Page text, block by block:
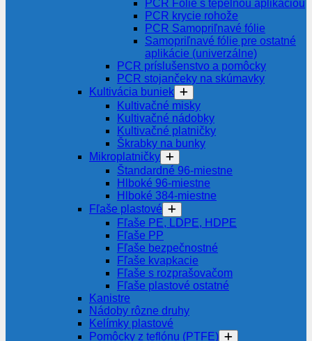
PCR Fólie s tepelnou aplikáciou
PCR krycie rohože
PCR Samopriľnavé fólie
Samopriľnavé fólie pre ostatné
aplikácie (univerzálne)
PCR príslušenstvo a pomôcky
PCR stojančeky na skúmavky
Kultivácia buniek
Kultivačné misky
Kultivačné nádobky
Kultivačné platničky
Škrabky na bunky
Mikroplatničky
Štandardné 96-miestne
Hlboké 96-miestne
Hlboké 384-miestne
Fľaše plastové
Fľaše PE, LDPE, HDPE
Fľaše PP
Fľaše bezpečnostné
Fľaše kvapkacie
Fľaše s rozprašovačom
Fľaše plastové ostatné
Kanistre
Nádoby rôzne druhy
Kelímky plastové
Pomôcky z teflónu (PTFE)